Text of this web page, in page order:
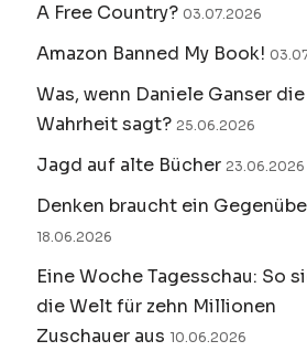
A Free Country? 03.07.2026
Amazon Banned My Book!
Was, wenn Daniele Ganser die
Wahrheit sagt? 25.06.2026
Jagd auf alte Bücher 23.06.2026
Denken braucht ein
18.06.2026
Eine Woche Tagesschau: So
die Welt für zehn Millionen
Zuschauer aus 10.06.2026